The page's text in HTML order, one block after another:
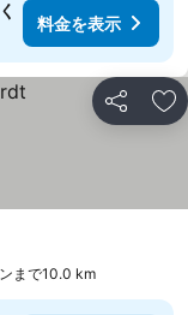
料金を表示
シェア お
まで10.0 km